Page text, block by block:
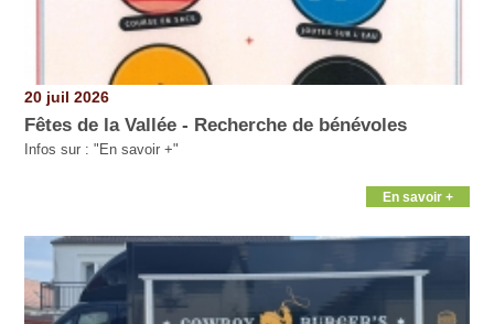
20 juil 2026
Fêtes de la Vallée - Recherche de bénévoles
Infos sur : "En savoir +"
En savoir +